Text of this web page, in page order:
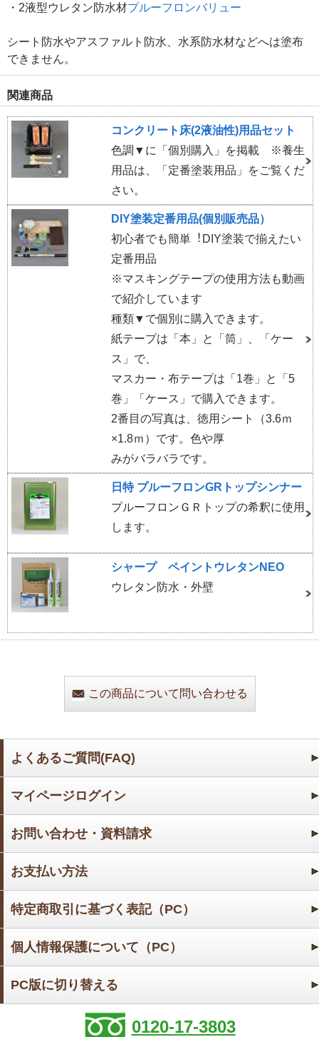
・2液型ウレタン防水材プルーフロンバリュー
シート防水やアスファルト防水、水系防水材などへは塗布
できません。
関連商品
コンクリート床(2液油性)用品セット
色調▼に「個別購入」を掲載 ※養生
用品は、「定番塗装用品」をご覧くだ
さい。
DIY塗装定番用品(個別販売品）
初⼼者でも簡単︕DIY塗装で揃えたい
定番用品
※マスキングテープの使用方法も動画
で紹介しています
種類▼で個別に購入できます。
紙テープは「本」と「筒」、「ケー
ス」で、
マスカー・布テープは「1巻」と「5
巻」「ケース」で購入できます。
2番目の写真は、徳用シート（3.6ｍ
×1.8ｍ）です。色や厚
みがバラバラです。
日特 プルーフロンGRトップシンナー
プルーフロンＧＲトップの希釈に使用
します。
シャープ ペイントウレタンNEO
ウレタン防水・外壁
この商品について問い合わせる
よくあるご質問(FAQ)
マイページログイン
お問い合わせ・資料請求
お支払い方法
特定商取引に基づく表記（PC）
個人情報保護について（PC）
PC版に切り替える
0120-17-3803